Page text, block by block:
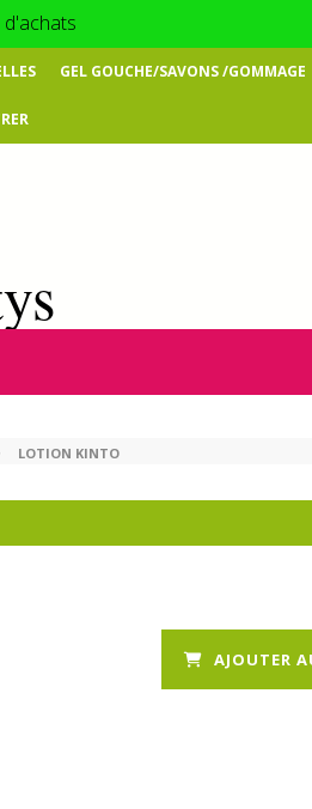
GEL GOUCHE/SAVONS /GOMMAGE
LOTION KINTO
AJOUTER